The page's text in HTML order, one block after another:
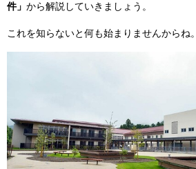
件」 から解説していきましょう。
これを知らないと何も始まりませんからね。